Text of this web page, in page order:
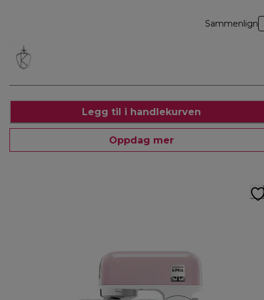
Sammenlign
Legg til i handlekurven
Oppdag mer